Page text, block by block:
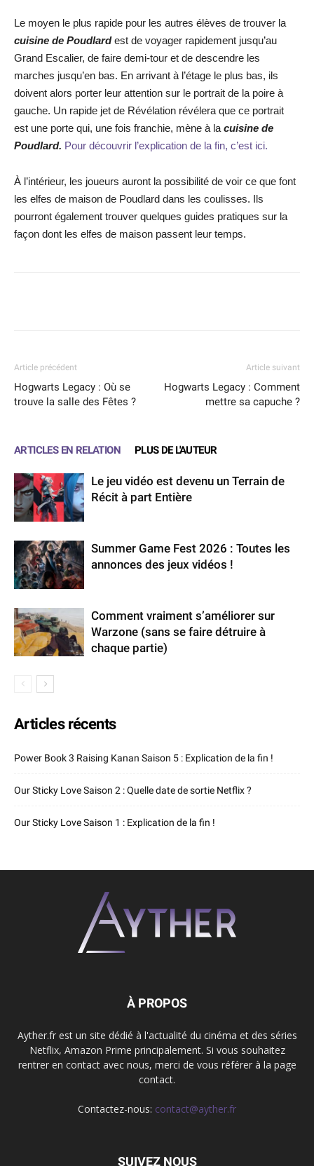
Le moyen le plus rapide pour les autres élèves de trouver la
cuisine de Poudlardest de voyager rapidement jusqu’au
Grand Escalier, de faire demi-tour et de descendre les
marches jusqu’en bas. En arrivant à l’étage le plus bas, ils
doivent alors porter leur attention sur le portrait de la poire à
gauche. Un rapide jet de Révélation révélera que ce portrait
est une porte qui, une fois franchie, mène à la cuisine de
Poudlard. Pour découvrir l’explication de la fin, c’est ici.
À l’intérieur, les joueurs auront la possibilité de voir ce que font
les elfes de maison de Poudlard dans les coulisses. Ils
pourront également trouver quelques guides pratiques sur la
façon dont les elfes de maison passent leur temps.
Article précédent
Hogwarts Legacy : Où se
trouve la salle des Fêtes ?
Article suivant
Hogwarts Legacy : Comment
mettre sa capuche ?
ARTICLES EN RELATION PLUS DE L'AUTEUR
Le jeu vidéo est devenu un Terrain de
Récit à part Entière
Summer Game Fest 2026 : Toutes les
annonces des jeux vidéos !
Comment vraiment s’améliorer sur
Warzone (sans se faire détruire à
chaque partie)
Articles récents
Power Book 3 Raising Kanan Saison 5 : Explication de la fin !
Our Sticky Love Saison 2 : Quelle date de sortie Netflix ?
Our Sticky Love Saison 1 : Explication de la fin !
À PROPOS
Ayther.fr est un site dédié à l'actualité du cinéma et des séries
Netflix, Amazon Prime principalement. Si vous souhaitez
rentrer en contact avec nous, merci de vous référer à la page
contact.
Contactez-nous: contact@ayther.fr
SUIVEZ NOUS